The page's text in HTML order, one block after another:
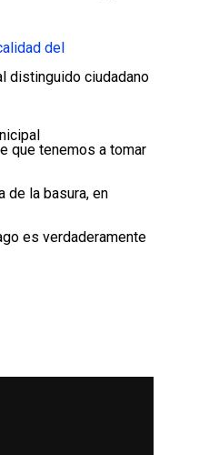
del
distinguido ciudadano
que tenemos a tomar
de la basura, en
es verdaderamente